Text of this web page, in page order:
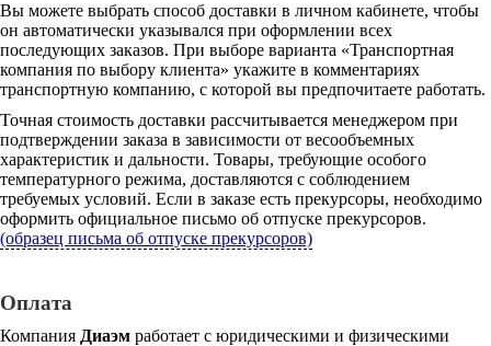
Вы можете выбрать способ доставки в личном кабинете, чтобы
он автоматически указывался при оформлении всех
последующих заказов. При выборе варианта «Транспортная
компания по выбору клиента» укажите в комментариях
транспортную компанию, с которой вы предпочитаете работать.
Точная стоимость доставки рассчитывается менеджером при
подтверждении заказа в зависимости от весообъемных
характеристик и дальности. Товары, требующие особого
температурного режима, доставляются с соблюдением
требуемых условий. Если в заказе есть прекурсоры, необходимо
оформить официальное письмо об отпуске прекурсоров.
(образец письма об отпуске прекурсоров)
Оплата
Компания Диаэм работает с юридическими и физическими